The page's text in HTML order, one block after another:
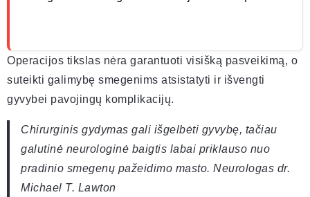
Operacijos tikslas nėra garantuoti visišką pasveikimą, o
suteikti galimybę smegenims atsistatyti ir išvengti
gyvybei pavojingų komplikacijų.
Chirurginis gydymas gali išgelbėti gyvybę, tačiau
galutinė neurologinė baigtis labai priklauso nuo
pradinio smegenų pažeidimo masto. Neurologas dr.
Michael T. Lawton